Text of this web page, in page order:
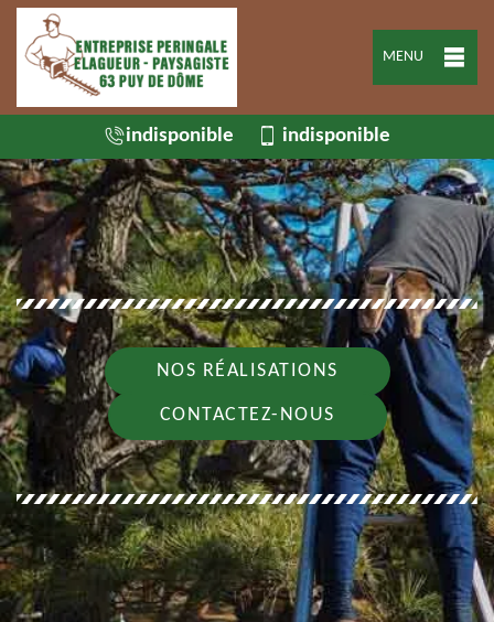
MENU
indisponible indisponible
NOS RÉALISATIONS
CONTACTEZ-NOUS